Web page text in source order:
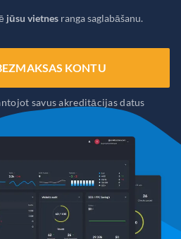
jūsu vietnes ranga saglabāšanu.
KONTU
savus akreditācijas datus